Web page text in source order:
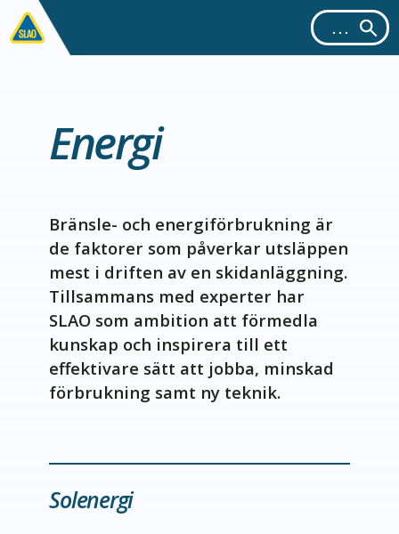
Energi
Bränsle- och energiförbrukning är
de faktorer som påverkar utsläppen
mest i driften av en skidanläggning.
Tillsammans med experter har
SLAO som ambition att förmedla
kunskap och inspirera till ett
effektivare sätt att jobba, minskad
förbrukning samt ny teknik.
Solenergi